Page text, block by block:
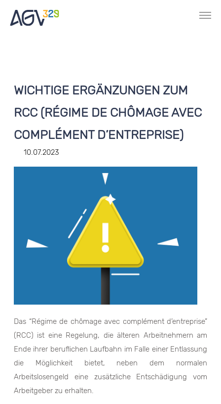
WICHTIGE ERGÄNZUNGEN ZUM
RCC (RÉGIME DE CHÔMAGE AVEC
COMPLÉMENT D’ENTREPRISE)
10.07.2023
Das “Régime de chômage avec complément d’entreprise”
(RCC) ist eine Regelung, die älteren Arbeitnehmern am
Ende ihrer beruflichen Laufbahn im Falle einer Entlassung
die Möglichkeit bietet, neben dem normalen
Arbeitslosengeld eine zusätzliche Entschädigung vom
Arbeitgeber zu erhalten.